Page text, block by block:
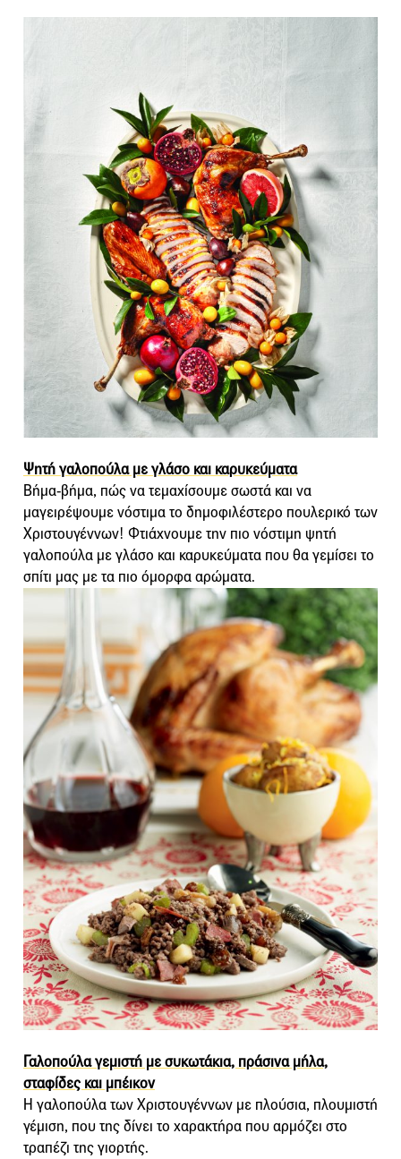
Ψητή γαλοπούλα με γλάσο και καρυκεύματα
Βήμα-βήμα, πώς να τεμαχίσουμε σωστά και να
μαγειρέψουμε νόστιμα το δημοφιλέστερο πουλερικό των
Χριστουγέννων! Φτιάχνουμε την πιο νόστιμη ψητή
γαλοπούλα με γλάσο και καρυκεύματα που θα γεμίσει το
σπίτι μας με τα πιο όμορφα αρώματα.
Γαλοπούλα γεμιστή με συκωτάκια, πράσινα μήλα,
σταφίδες και μπέικον
Η γαλοπούλα των Χριστουγέννων με πλούσια, πλουμιστή
γέμιση, που της δίνει το χαρακτήρα που αρμόζει στο
τραπέζι της γιορτής.